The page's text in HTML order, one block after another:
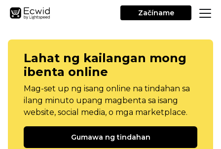
Začíname
Lahat ng kailangan mong
ibenta online
Mag-set up ng isang online na tindahan sa
ilang minuto upang magbenta sa isang
website, social media, o mga marketplace.
Gumawa ng tindahan